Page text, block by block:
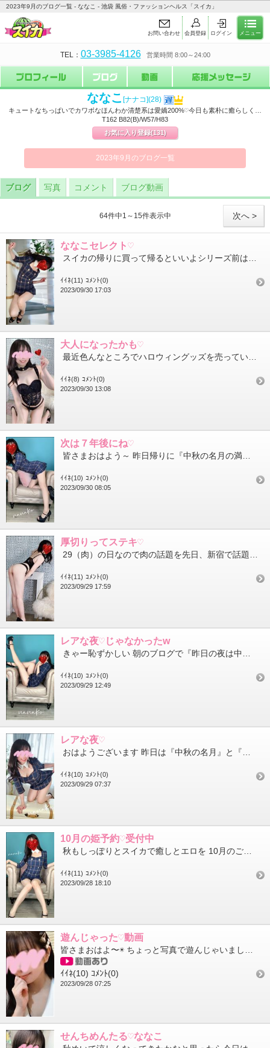
2023年9月のブログ一覧 - ななこ - 池袋 風俗・ファッションヘルス「スイカ」
お問い合わせ 会員登録 ログイン メニュー
TEL： 03-3985-4126 営業時間 8:00～24:00
ななこ [ナナコ](28)
キュートなちっぱいでカワボなほんわか清楚系は愛嬌200%♡今日も素朴に癒らしく…
T162 B82(B)/W57/H83
お気に入り登録(131)
2023年9月のブログ一覧
ブログ 写真 コメント ブログ動画
次へ >
64件中1～15件表示中
ななこセレクト♡
ｲｲﾈ(11) ｺﾒﾝﾄ(0)
2023/09/30 17:03
大人になったかも♡
ｲｲﾈ(8) ｺﾒﾝﾄ(0)
2023/09/30 13:08
次は７年後にね♡
ｲｲﾈ(10) ｺﾒﾝﾄ(0)
2023/09/30 08:05
厚切りってステキ♡
ｲｲﾈ(11) ｺﾒﾝﾄ(0)
2023/09/29 17:59
レアな夜♡じゃなかったw
ｲｲﾈ(10) ｺﾒﾝﾄ(0)
2023/09/29 12:49
レアな夜♡
ｲｲﾈ(10) ｺﾒﾝﾄ(0)
2023/09/29 07:37
10月の姫予約♡受付中
ｲｲﾈ(11) ｺﾒﾝﾄ(0)
2023/09/28 18:10
遊んじゃった♡動画
ｲｲﾈ(10) ｺﾒﾝﾄ(0)
2023/09/28 07:25
せんちめんたる♡ななこ